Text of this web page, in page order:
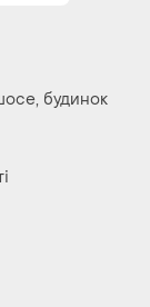
будинок